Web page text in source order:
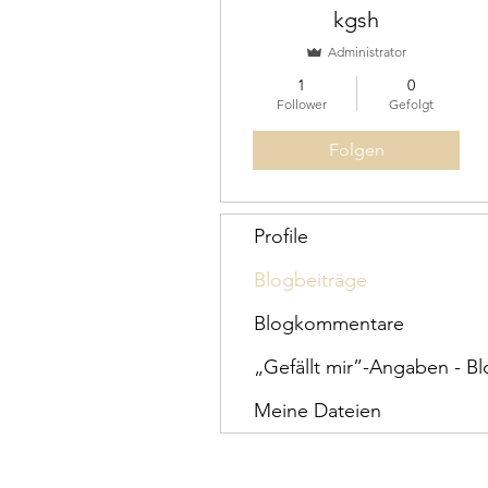
kgsh
Administrator
1
Follower
0
Gefolgt
Folgen
Profile
Blogbeiträge
Blogkommentare
„Gefällt mir”-Angaben -
Meine Dateien